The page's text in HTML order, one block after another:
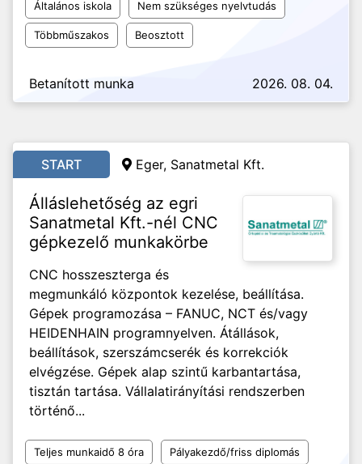
Általános iskola Nem szükséges nyelvtudás
Többműszakos Beosztott
Betanított munka 2026. 08. 04.
START Eger, Sanatmetal Kft.
Álláslehetőség az egri
Sanatmetal Kft.-nél CNC
gépkezelő munkakörbe
CNC hosszeszterga és
megmunkáló központok kezelése, beállítása.
Gépek programozása – FANUC, NCT és/vagy
HEIDENHAIN programnyelven. Átállások,
beállítások, szerszámcserék és korrekciók
elvégzése. Gépek alap szintű karbantartása,
tisztán tartása. Vállalatirányítási rendszerben
történő...
Teljes munkaidő 8 óra Pályakezdő/friss diplomás